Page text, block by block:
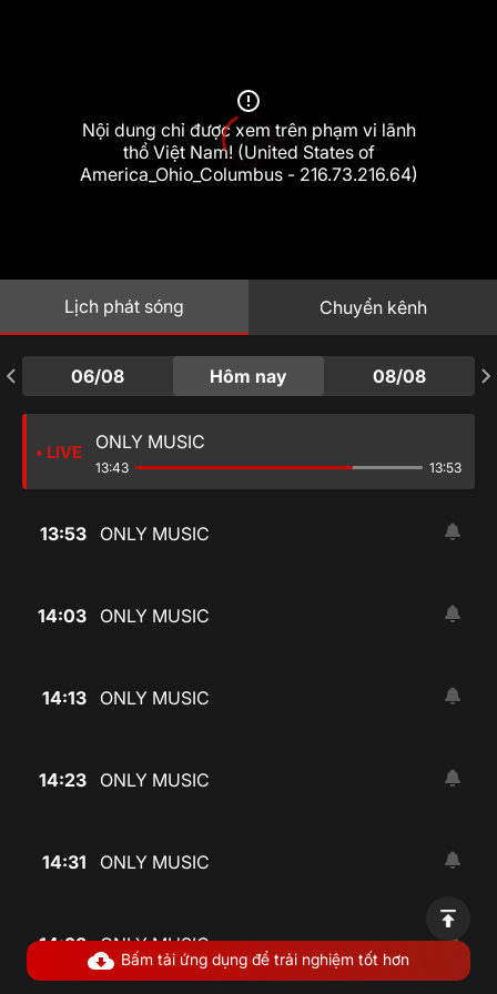
Nội dung chỉ được xem trên phạm vi lãnh
thổ Việt Nam! (United States of
America_Ohio_Columbus - 216.73.216.64)
Lịch phát sóng Chuyển kênh
06/08 Hôm nay 08/08
12:59 LATINO
13:32 ONLY MUSIC
• LIVE ONLY MUSIC
13:43 13:53
13:53 ONLY MUSIC
14:03 ONLY MUSIC
14:13 ONLY MUSIC
14:23 ONLY MUSIC
14:31 ONLY MUSIC
14:38 ONLY MUSIC
Bấm tải ứng dụng để trải nghiệm tốt hơn